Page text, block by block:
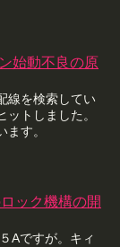
始動不良の原
線を検索してい
トしました。
す。
ック機構の開
Aですが。キィ